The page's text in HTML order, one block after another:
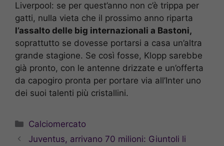
Liverpool: se per quest’anno non c’è trippa per
gatti, nulla vieta che il prossimo anno riparta
l’assalto delle big internazionali a Bastoni,
soprattutto se dovesse portarsi a casa un’altra
grande stagione. Se così fosse, Klopp sarebbe
già pronto, con le antenne drizzate e un’offerta
da capogiro pronta per portare via all’Inter uno
dei suoi talenti più cristallini.
Categorie
Calciomercato
Juventus, arrivano 70 milioni: Giuntoli li